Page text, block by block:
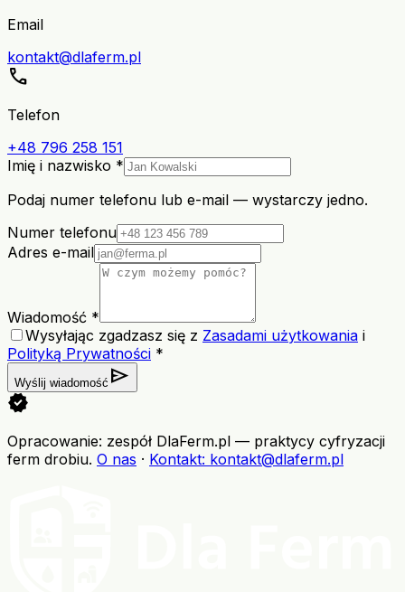
Email
kontakt@dlaferm.pl
call
Telefon
+48 796 258 151
Imię i nazwisko *
Podaj numer telefonu lub e-mail — wystarczy jedno.
Numer telefonu
Adres e-mail
Wiadomość *
Wysyłając zgadzasz się z Zasadami użytkowania i
Polityką Prywatności *
Wyślij wiadomość send
verified
Opracowanie: zespół DlaFerm.pl — praktycy cyfryzacji
ferm drobiu. O nas · Kontakt: kontakt@dlaferm.pl